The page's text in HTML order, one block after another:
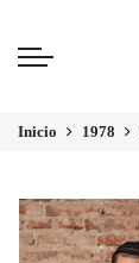
Inicio 1978